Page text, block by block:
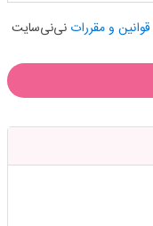
قوانین و مقرراتنی‌نی‌سایت